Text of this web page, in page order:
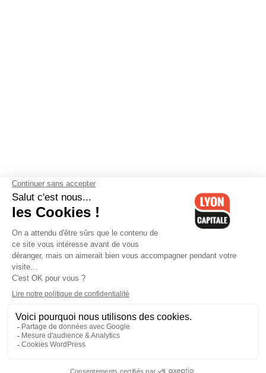
Contactez-nous-Mentions légales-CGV-Politique de
confidentialité-Gestion des cookies